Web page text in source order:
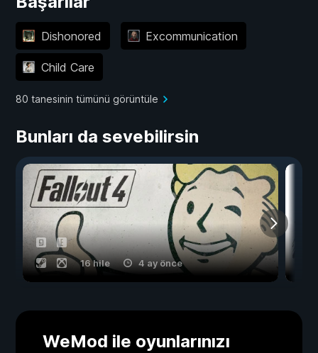
Dishonored Excommunication
Child Care
80 tanesinin tümünü görüntüle
Bunları da sevebilirsin
16 hile 4 ay önce
WeMod ile oyunlarınızı